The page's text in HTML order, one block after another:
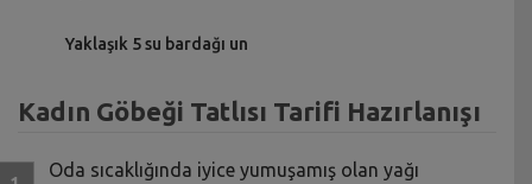
Yaklaşık 5 su bardağı un
Kadın Göbeği Tatlısı Tarifi Hazırlanışı
Oda sıcaklığında iyice yumuşamış olan yağı